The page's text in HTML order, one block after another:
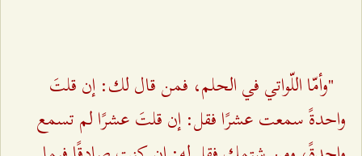
"وأمّا اللّواتي في الحلم، فمن قال لك: إن قلتَ
واحدةً سمعت عشرًا فقل: إن قلتَ عشرًا لم تسمع